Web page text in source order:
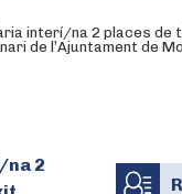
interí/na 2 places
de l’Ajuntament de
na 2